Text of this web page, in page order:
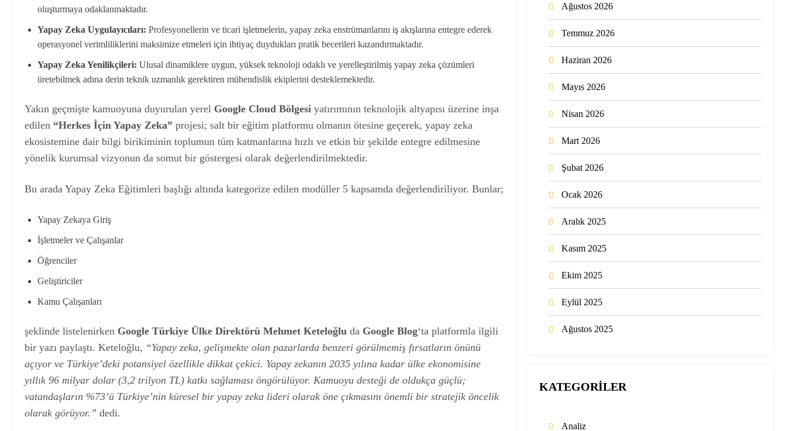
oluşturmaya odaklanmaktadır.
Yapay Zeka Uygulayıcıları: Profesyonellerin ve ticari işletmelerin, yapay zeka enstrümanlarını iş akışlarına entegre ederek
operasyonel verimliliklerini maksimize etmeleri için ihtiyaç duydukları pratik becerileri kazandırmaktadır.
Yapay Zeka Yenilikçileri: Ulusal dinamiklere uygun, yüksek teknoloji odaklı ve yerelleştirilmiş yapay zeka çözümleri
üretebilmek adına derin teknik uzmanlık gerektiren mühendislik ekiplerini desteklemektedir.
Yakın geçmişte kamuoyuna duyurulan yerel Google Cloud Bölgesi yatırımının teknolojik altyapısı üzerine inşa
edilen “Herkes İçin Yapay Zeka” projesi; salt bir eğitim platformu olmanın ötesine geçerek, yapay zeka
ekosistemine dair bilgi birikiminin toplumun tüm katmanlarına hızlı ve etkin bir şekilde entegre edilmesine
yönelik kurumsal vizyonun da somut bir göstergesi olarak değerlendirilmektedir.
Bu arada Yapay Zeka Eğitimleri başlığı altında kategorize edilen modüller 5 kapsamda değerlendiriliyor. Bunlar;
Yapay Zekaya Giriş
İşletmeler ve Çalışanlar
Öğrenciler
Geliştiriciler
Kamu Çalışanları
şeklinde listelenirken Google Türkiye Ülke Direktörü Mehmet Keteloğlu da Google Blog‘ta platformla ilgili
bir yazı paylaştı. Keteloğlu, “Yapay zeka, gelişmekte olan pazarlarda benzeri görülmemiş fırsatların önünü
açıyor ve Türkiye’deki potansiyel özellikle dikkat çekici. Yapay zekanın 2035 yılına kadar ülke ekonomisine
yıllık 96 milyar dolar (3,2 trilyon TL) katkı sağlaması öngörülüyor. Kamuoyu desteği de oldukça güçlü;
vatandaşların %73’ü Türkiye’nin küresel bir yapay zeka lideri olarak öne çıkmasını önemli bir stratejik öncelik
olarak görüyor.” dedi.
Ağustos 2026
Temmuz 2026
Haziran 2026
Mayıs 2026
Nisan 2026
Mart 2026
Şubat 2026
Ocak 2026
Aralık 2025
Kasım 2025
Ekim 2025
Eylül 2025
Ağustos 2025
KATEGORİLER
Analiz